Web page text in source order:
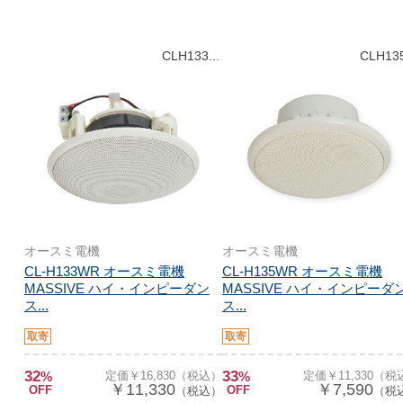
CLH133...
オースミ電機
CL-H133WR オースミ電機
MASSIVE ハイ・インピーダン
ス...
取寄
32%
OFF
定価￥16,830（税込）
￥11,330（税込）
オースミ電機
CL-H135WR オースミ電機
MASSIVE ハイ・インピーダ
ス...
取寄
33%
OFF
定価￥11,330（税
￥7,590（税